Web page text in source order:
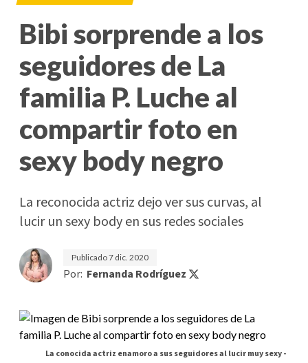
Bibi sorprende a los
seguidores de La
familia P. Luche al
compartir foto en
sexy body negro
La reconocida actriz dejo ver sus curvas, al
lucir un sexy body en sus redes sociales
Publicado7 dic. 2020
Por: Fernanda Rodríguez
La conocida actriz enamoro a sus seguidores al lucir muy sexy -